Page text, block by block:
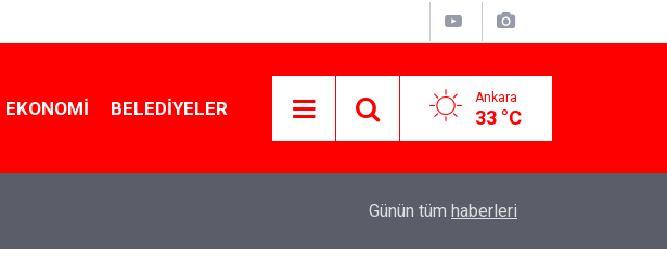
EKONOMI BELEDIYELER Ankara
33 °C
Yusuf Tekin açıkladı: YKS değişecek mi?
Günün tüm haberleri